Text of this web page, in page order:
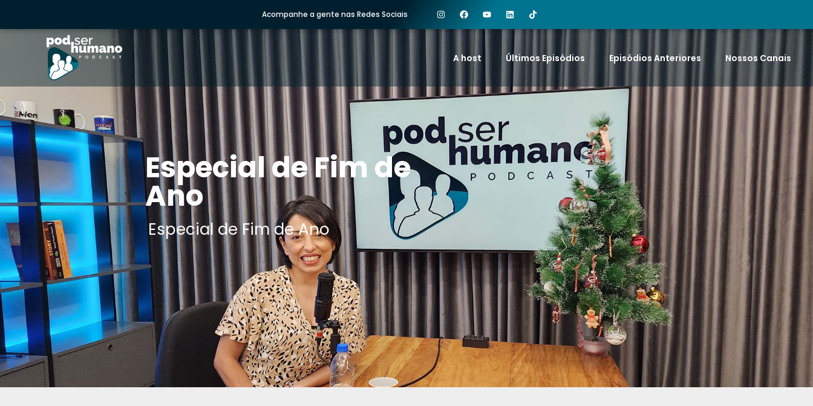
Acompanhe a gente nas Redes Sociais
A host Últimos Episódios Episódios Anteriores Nossos Canais
Especial de Fim de
Ano
Especial de Fim de Ano